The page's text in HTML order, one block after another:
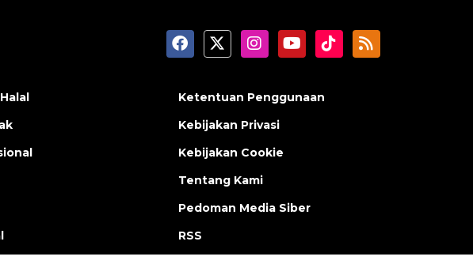
Ketentuan Penggunaan
Kebijakan Privasi
Kebijakan Cookie
Tentang Kami
Pedoman Media Siber
RSS